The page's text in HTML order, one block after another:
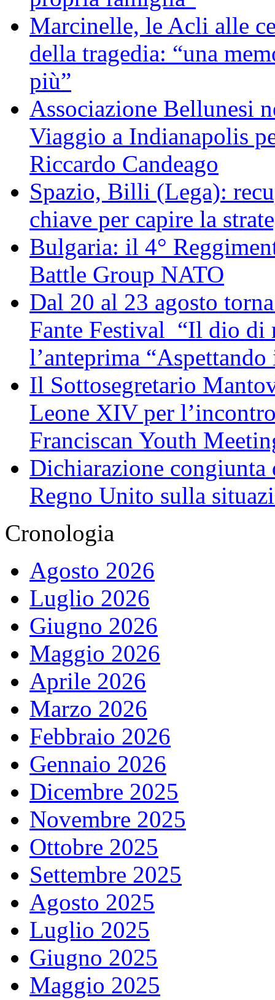
Marcinelle, le Acli alle
della tragedia: “una
più”
Associazione Bellunesi
Viaggio a Indianapolis
Riccardo Candeago
Spazio, Billi (Lega):
chiave per capire la
Bulgaria: il 4°
Battle Group NATO
Dal 20 al 23 agosto
Fante Festival “Il dio di
l’anteprima
Il Sottosegretario
Leone XIV per
Franciscan Youth
Dichiarazione
Regno Unito sulla
Cronologia
Agosto 2026
Luglio 2026
Giugno 2026
Maggio 2026
Aprile 2026
Marzo 2026
Febbraio 2026
Gennaio 2026
Dicembre 2025
Novembre 2025
Ottobre 2025
Settembre 2025
Agosto 2025
Luglio 2025
Giugno 2025
Maggio 2025